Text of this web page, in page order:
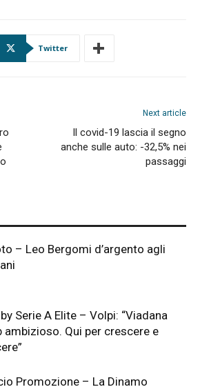
Twitter
Next article
Il covid-19 lascia il segno
anche sulle auto: -32,5% nei
passaggi
– Leo Bergomi d’argento agli
Serie A Elite – Volpi: “Viadana
ambizioso. Qui per crescere e
Promozione – La Dinamo